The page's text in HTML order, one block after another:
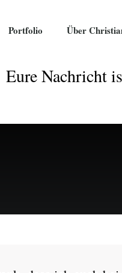
Portfolio Über
Eure Nachricht